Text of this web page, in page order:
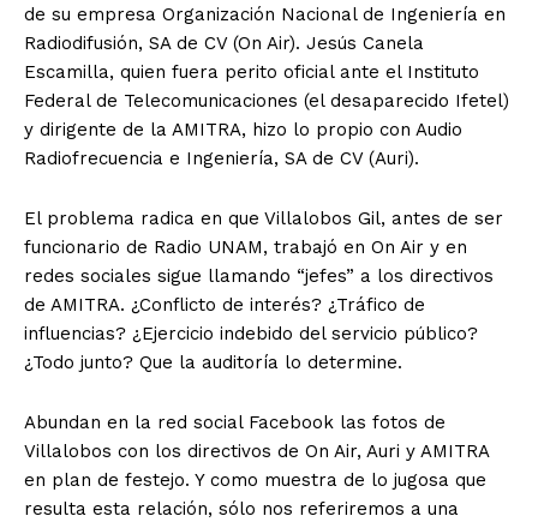
de su empresa Organización Nacional de Ingeniería en
Radiodifusión, SA de CV (On Air). Jesús Canela
Escamilla, quien fuera perito oficial ante el Instituto
Federal de Telecomunicaciones (el desaparecido Ifetel)
y dirigente de la AMITRA, hizo lo propio con Audio
Radiofrecuencia e Ingeniería, SA de CV (Auri).
El problema radica en que Villalobos Gil, antes de ser
funcionario de Radio UNAM, trabajó en On Air y en
redes sociales sigue llamando “jefes” a los directivos
de AMITRA. ¿Conflicto de interés? ¿Tráfico de
influencias? ¿Ejercicio indebido del servicio público?
¿Todo junto? Que la auditoría lo determine.
Abundan en la red social Facebook las fotos de
Villalobos con los directivos de On Air, Auri y AMITRA
en plan de festejo. Y como muestra de lo jugosa que
resulta esta relación, sólo nos referiremos a una